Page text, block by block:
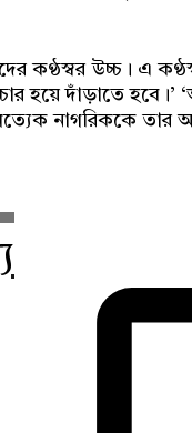
কণ্ঠস্বর উচ্চ। এ
হয়ে দাঁড়াতে
নাগরিককে তার